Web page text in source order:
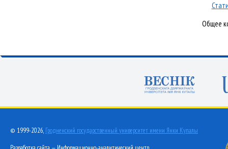
Общее
© 1999-2026, Гродненский государственный университет имени Янки Купалы